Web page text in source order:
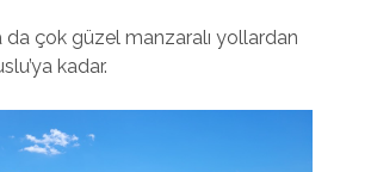
da çok güzel manzaralı yollardan
kadar.